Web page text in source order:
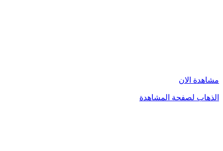
مشاهدة الان
الذهاب لصفحة المشاهدة